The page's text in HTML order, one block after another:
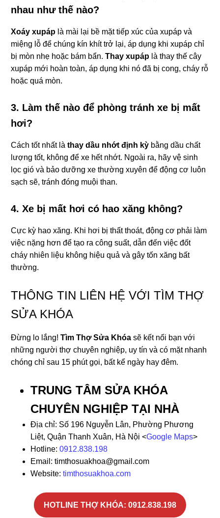
nhau như thế nào?
Xoáy xupáp là mài lại bề mặt tiếp xúc của xupáp và
miệng lỗ để chúng kín khít trở lại, áp dụng khi xupáp chỉ
bị mòn nhẹ hoặc bám bẩn.Thay xupáp là thay thế cây
xupáp mới hoàn toàn, áp dụng khi nó đã bị cong, cháy rỗ
hoặc quá mòn.
3. Làm thế nào để phòng tránh xe bị mất
hơi?
Cách tốt nhất làthay dầu nhớt định kỳ bằng dầu chất
lượng tốt, không để xe hết nhớt. Ngoài ra, hãy vệ sinh
lọc gió và bảo dưỡng xe thường xuyên để động cơ luôn
sạch sẽ, tránh đóng muội than.
4. Xe bị mất hơi có hao xăng không?
Cực kỳ hao xăng. Khi hơi bị thất thoát, động cơ phải làm
việc nặng hơn để tạo ra công suất, dẫn đến việc đốt
cháy nhiên liệu không hiệu quả và gây tốn xăng bất
thường.
THÔNG TIN LIÊN HỆ VỚI TÌM THỢ
SỬA KHÓA
Đừng lo lắng!Tìm Thợ Sửa Khóa sẽ kết nối bạn với
những người thợ chuyên nghiệp, uy tín và có mặt nhanh
chóng chỉ sau 15 phút gọi, bất kể ngày hay đêm.
TRUNG TÂM SỬA KHÓA
CHUYÊN NGHIỆP TẠI NHÀ
Địa chỉ: Số 196 Nguyễn Lân, Phường Phương
Liệt, Quận Thanh Xuân, Hà Nội <Google Maps>
Hotline:0912.838.198
Email: timthosuakhoa@gmail.com
Website:timthosuakhoa.com
HOTLINE THỢ KHÓA: 0912.838.198